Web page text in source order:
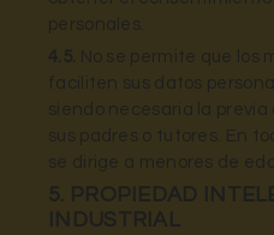
personales.
4.5. No se permite que los
faciliten sus datos
siendo necesaria la
sus padres o tutores. En
se dirige a menores de
5. PROPIEDAD
INDUSTRIAL